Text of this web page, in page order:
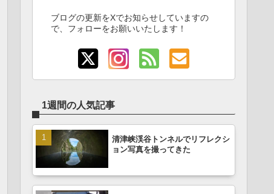
ブログの更新をXでお知らせしていますの
で、フォローをお願いいたします！
1週間の人気記事
清津峡渓谷トンネルでリフレクシ
ョン写真を撮ってきた